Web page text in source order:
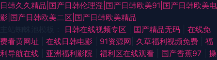
日韩久久精品|国产日韩伦理淫|国产日韩欧美91|国产日韩欧美电
影|国产日韩欧美二区|国产日韩欧美精品
日韩在线视频专区 囯产精品无码
在线免
费看黄网址
在线日韩电影 91资源网 久草福利视频免费
福
利导航在线
亚洲福利影院 福利区在线观看 国产香蕉97
操